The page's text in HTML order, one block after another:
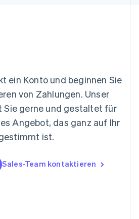
ein Konto und beginnen Sie
von Zahlungen. Unser
Sie gerne und gestaltet für
Angebot, das ganz auf Ihr
ist.
Sales-Team kontaktieren